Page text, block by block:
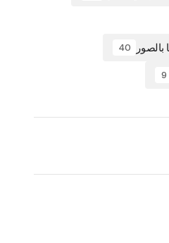
بالصور 40
9